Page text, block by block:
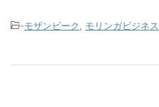
-モザンビーク, モリンガビジネス